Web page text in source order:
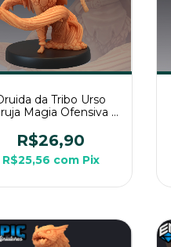
da Tribo Urso
Magia Ofensiva -
Média Para RPG de
Mesa
R$26,90
R$25,56 com Pix